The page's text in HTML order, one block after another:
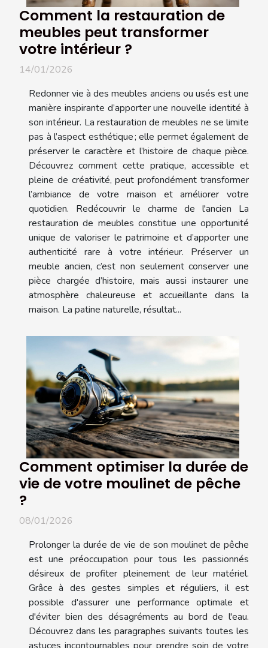
Comment la restauration de
meubles peut transformer
votre intérieur ?
14/01/2026
Redonner vie à des meubles anciens ou usés est une
manière inspirante d’apporter une nouvelle identité à
son intérieur. La restauration de meubles ne se limite
pas à l’aspect esthétique ; elle permet également de
préserver le caractère et l’histoire de chaque pièce.
Découvrez comment cette pratique, accessible et
pleine de créativité, peut profondément transformer
l’ambiance de votre maison et améliorer votre
quotidien. Redécouvrir le charme de l'ancien La
restauration de meubles constitue une opportunité
unique de valoriser le patrimoine et d’apporter une
authenticité rare à votre intérieur. Préserver un
meuble ancien, c’est non seulement conserver une
pièce chargée d’histoire, mais aussi instaurer une
atmosphère chaleureuse et accueillante dans la
maison. La patine naturelle, résultat...
Comment optimiser la durée de
vie de votre moulinet de pêche
?
08/01/2026
Prolonger la durée de vie de son moulinet de pêche
est une préoccupation pour tous les passionnés
désireux de profiter pleinement de leur matériel.
Grâce à des gestes simples et réguliers, il est
possible d'assurer une performance optimale et
d'éviter bien des désagréments au bord de l'eau.
Découvrez dans les paragraphes suivants toutes les